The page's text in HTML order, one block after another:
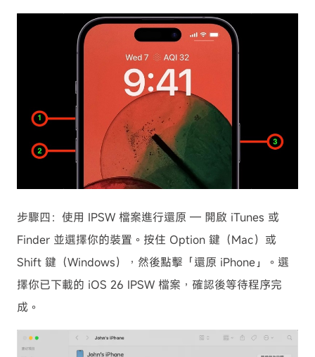
步驟四：使用 IPSW 檔案進行還原 — 開啟 iTunes 或
Finder 並選擇你的裝置。按住 Option 鍵（Mac）或
Shift 鍵（Windows），然後點擊「還原 iPhone」。選
擇你已下載的 iOS 26 IPSW 檔案，確認後等待程序完
成。